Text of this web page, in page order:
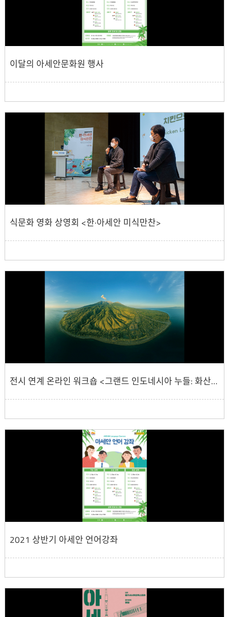
이달의 아세안문화원 행사​​​
식문화 영화 상영회 <한·아세안 미식만찬>
전시 연계 온라인 워크숍 <그랜드 인도네시아 누들: 화산섬의 오후>
2021 상반기 아세안 언어강좌